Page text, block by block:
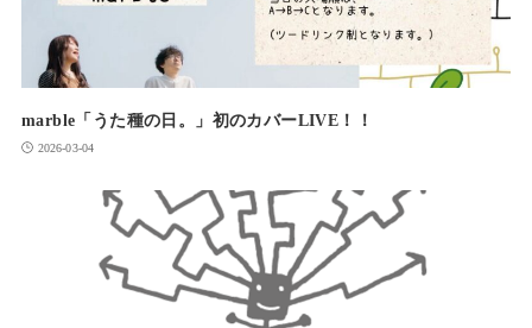
marble「うた種の日。」初のカバーLIVE！！
2026-03-04